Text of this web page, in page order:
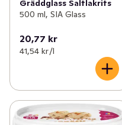
Gräddglass Saltlakrits
500 ml, SIA Glass
20,77 kr
41,54 kr /l